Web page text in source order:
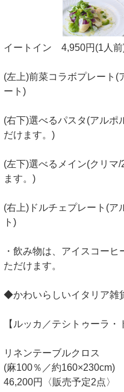
イートイン 4,950円(1人前
(左上)前菜コラボプレート(
ート)
(右下)選べるパスタ(アルポ
だけます。)
(左下)選べるメイン(クリマ
ます。)
(右上)ドルチェプレート(ア
ト)
・飲み物は、アイスコー
ただけます。
◆かわいらしいイタリア雑
【ルッカ／テシトゥーラ・
リネンテーブルクロス
(麻100％／約160×230cm)
46,200円〈販売予定2点〉